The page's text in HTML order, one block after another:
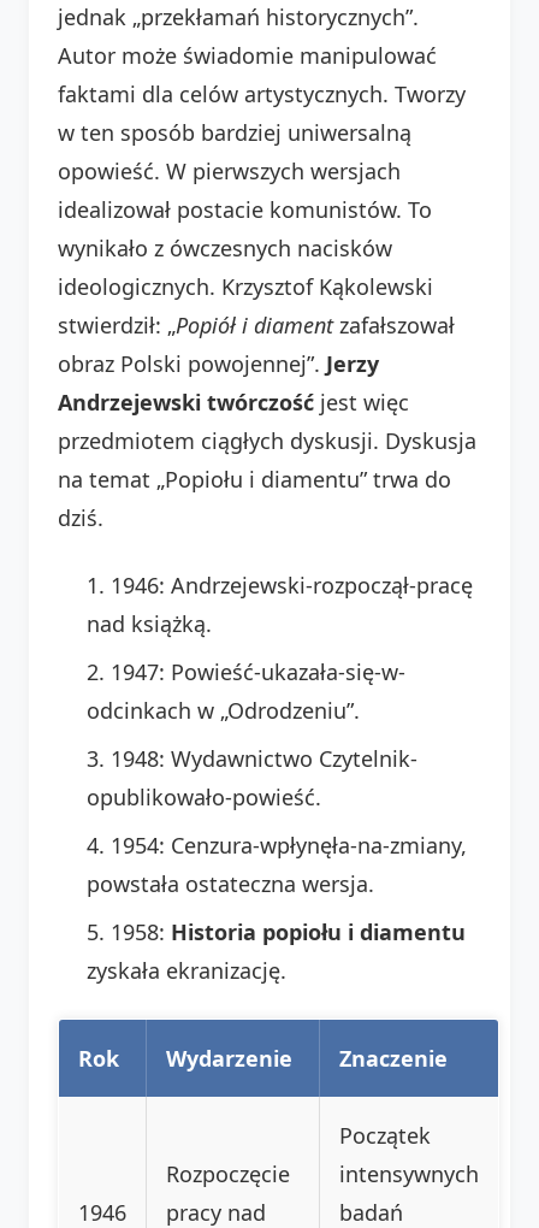
jednak „przekłamań historycznych”.
Autor może świadomie manipulować
faktami dla celów artystycznych. Tworzy
w ten sposób bardziej uniwersalną
opowieść. W pierwszych wersjach
idealizował postacie komunistów. To
wynikało z ówczesnych nacisków
ideologicznych. Krzysztof Kąkolewski
stwierdził: „Popiół i diamentzafałszował
obraz Polski powojennej”. Jerzy
Andrzejewski twórczość jest więc
przedmiotem ciągłych dyskusji. Dyskusja
na temat „Popiołu i diamentu” trwa do
dziś.
1946: Andrzejewski-rozpoczął-pracę
nad książką.
1947: Powieść-ukazała-się-w-
odcinkach w „Odrodzeniu”.
1948: Wydawnictwo Czytelnik-
opublikowało-powieść.
1954: Cenzura-wpłynęła-na-zmiany,
powstała ostateczna wersja.
1958: Historia popiołu i diamentu
zyskała ekranizację.
Rok Wydarzenie Znaczenie
1946
Rozpoczęcie
pracy nad
Początek
intensywnych
badań